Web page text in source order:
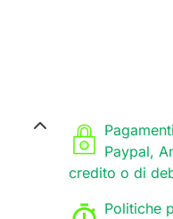
Paypal,
credito o di
Politiche